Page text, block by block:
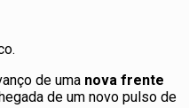
de uma nova frente
de um novo pulso de